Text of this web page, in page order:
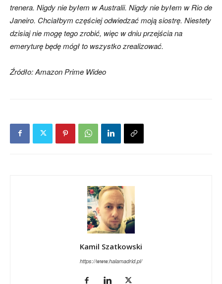
trenera. Nigdy nie byłem w Australii. Nigdy nie byłem w Rio de
Janeiro. Chciałbym częściej odwiedzać moją siostrę. Niestety
dzisiaj nie mogę tego zrobić, więc w dniu przejścia na
emeryturę będę mógł to wszystko zrealizować.
Źródło: Amazon Prime Wideo
Kamil Szatkowski
https://www.halamadrid.pl/